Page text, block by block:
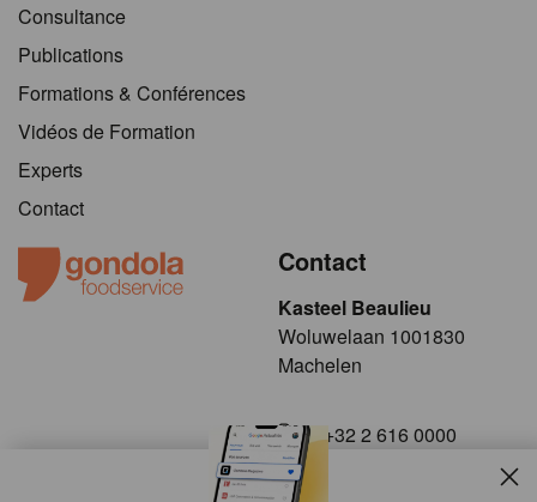
Consultance
Publications
Formations & Conférences
Vidéos de Formation
Experts
Contact
Contact
Kasteel Beaulieu
​​​Woluwelaan 1001830
Machelen
+32 2 616 0000